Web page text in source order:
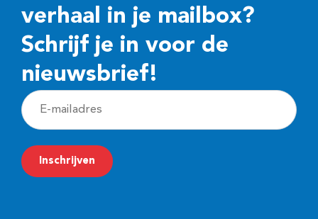
verhaal in je mailbox?
Schrijf je in voor de
nieuwsbrief!
E
-
m
a
Inschrijven